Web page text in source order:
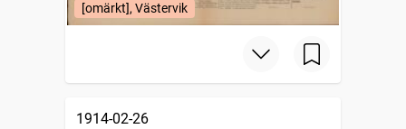
[omärkt], Västervik
1914-02-26